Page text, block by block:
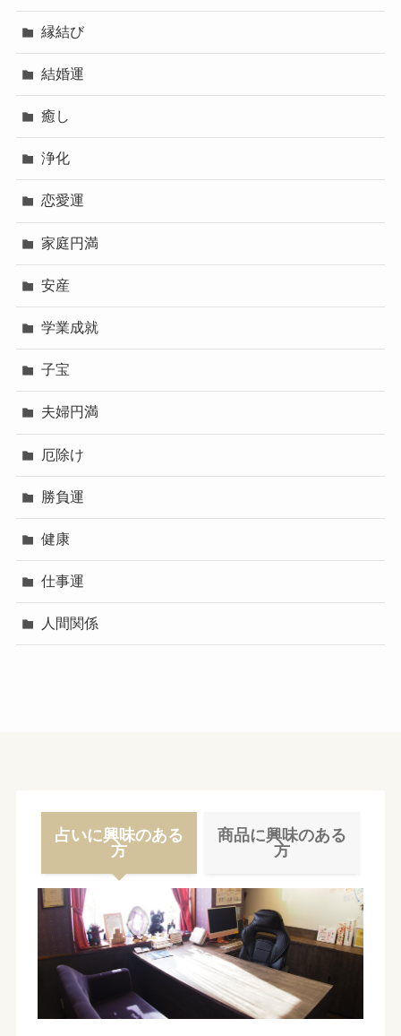
縁結び
結婚運
癒し
浄化
恋愛運
家庭円満
安産
学業成就
子宝
夫婦円満
厄除け
勝負運
健康
仕事運
人間関係
占いに興味のある
方
商品に興味のある
方